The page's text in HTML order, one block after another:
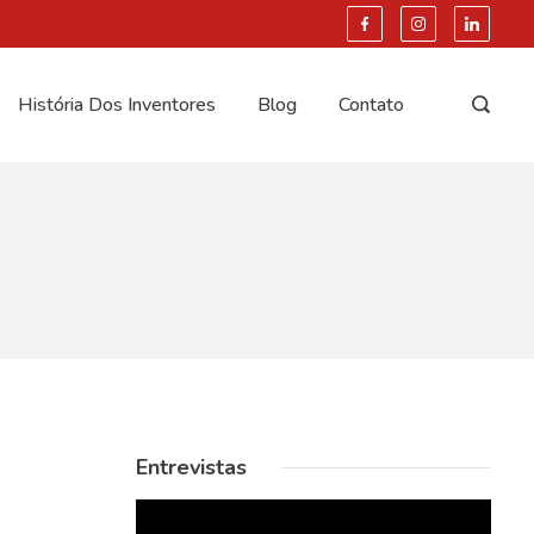
História Dos Inventores Blog Contato
Entrevistas